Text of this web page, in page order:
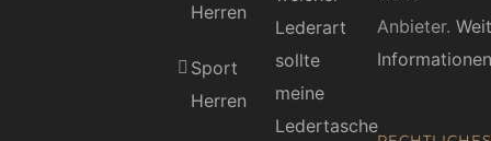
Herren
Sport
Herren
Lederart
sollte
meine
Ledertasche
Anbieter.
Informationen